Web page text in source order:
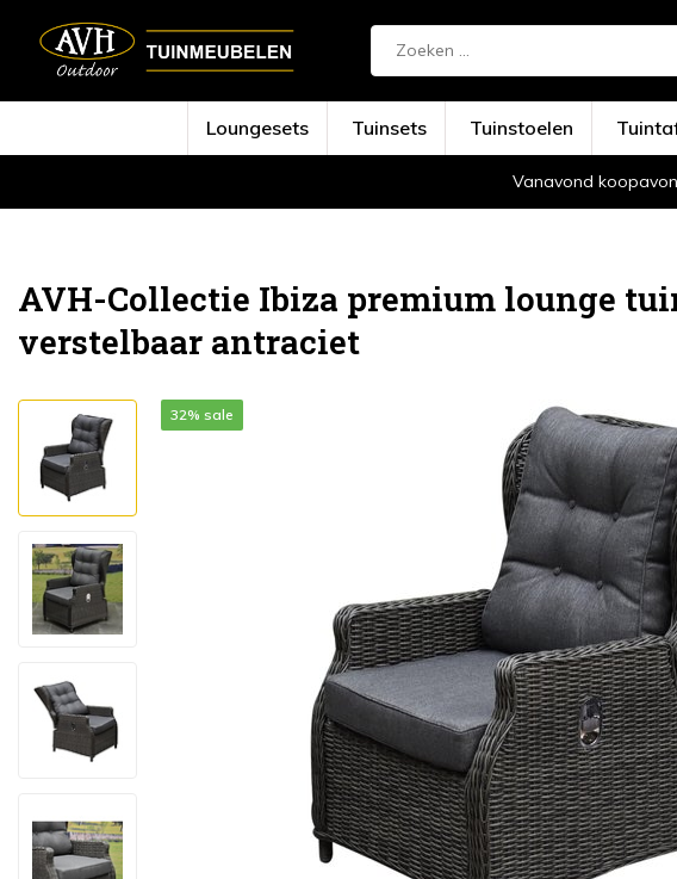
Loungesets Tuinsets Tuinstoelen
Vanavond
AVH-Collectie Ibiza premium lounge
verstelbaar antraciet
32% sale